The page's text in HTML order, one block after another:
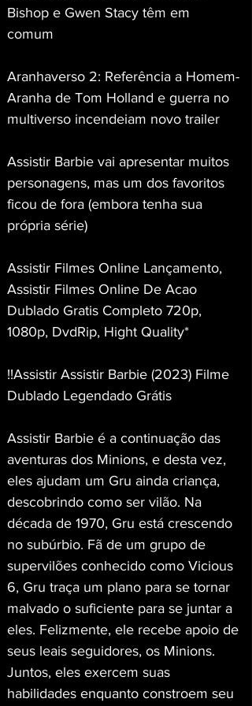
Bishop e Gwen Stacy têm em
comum
Aranhaverso 2: Referência a Homem-
Aranha de Tom Holland e guerra no
multiverso incendeiam novo trailer
Assistir Barbie vai apresentar muitos
personagens, mas um dos favoritos
ficou de fora (embora tenha sua
própria série)
Assistir Filmes Online Lançamento,
Assistir Filmes Online De Acao
Dublado Gratis Completo 720p,
1080p, DvdRip, Hight Quality*
!!Assistir Assistir Barbie (2023) Filme
Dublado Legendado Grátis
Assistir Barbie é a continuação das
aventuras dos Minions, e desta vez,
eles ajudam um Gru ainda criança,
descobrindo como ser vilão. Na
década de 1970, Gru está crescendo
no subúrbio. Fã de um grupo de
supervilões conhecido como Vicious
6, Gru traça um plano para se tornar
malvado o suficiente para se juntar a
eles. Felizmente, ele recebe apoio de
seus leais seguidores, os Minions.
Juntos, eles exercem suas
habilidades enquanto constroem seu